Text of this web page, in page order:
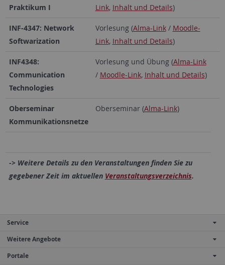
Praktikum I
Link, Inhalt und Details)
INF-4347: Network
Softwarization
Vorlesung (Alma-Link/ Moodle-
Link, Inhalt und Details)
INF4348:
Communication
Technologies
Vorlesung und Übung (Alma-Link
/ Moodle-Link, Inhalt und Details)
Oberseminar
Kommunikationsnetze
Oberseminar (Alma-Link)
-> Weitere Details zu den Veranstaltungen finden Sie zu
gegebener Zeit im aktuellen Veranstaltungsverzeichnis.
Service
Weitere Angebote
Portale